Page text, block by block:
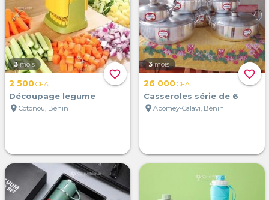
favorite_border
3 mois
2 500CFA
Découpage legume
location_on Cotonou, Bénin
favorite_border
3 mois
26 000CFA
Casseroles série de 6
location_on Abomey-Calavi, Bénin